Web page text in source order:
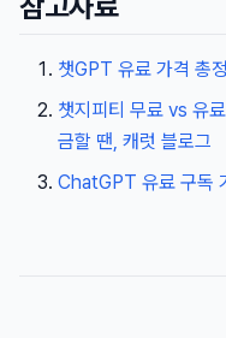
참고자료
챗GPT 유료 가격 총
챗지피티 무료 vs 유
금할 땐, 캐럿 블로그
ChatGPT 유료 구독